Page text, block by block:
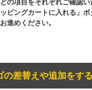
の項目をそれぞれご確認
ピングカートに入れる」ボ
進めください。
の差替えや追加をする